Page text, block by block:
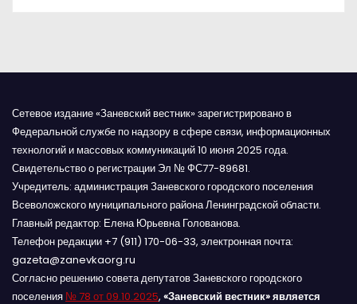
Сетевое издание «Заневский вестник» зарегистрировано в
Федеральной службе по надзору в сфере связи, информационных
технологий и массовых коммуникаций 10 июня 2025 года.
Свидетельство о регистрации Эл № ФС77-89681.
Учредитель: администрация Заневского городского поселения
Всеволожского муниципального района Ленинградской области.
Главный редактор: Елена Юрьевна Голованова.
Телефон редакции +7 (911) 170-06-33, электронная почта:
gazeta@zanevkaorg.ru
Согласно решению совета депутатов Заневского городского
поселения № 78 от 09.10.2025, «Заневский вестник» является